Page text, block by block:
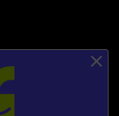
Использование